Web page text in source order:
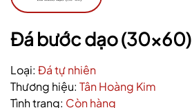
Đá bước dạo (30x60)
Loại: Đá tự nhiên
Thương hiệu: Tân Hoàng Kim
Tình trạng: Còn hàng